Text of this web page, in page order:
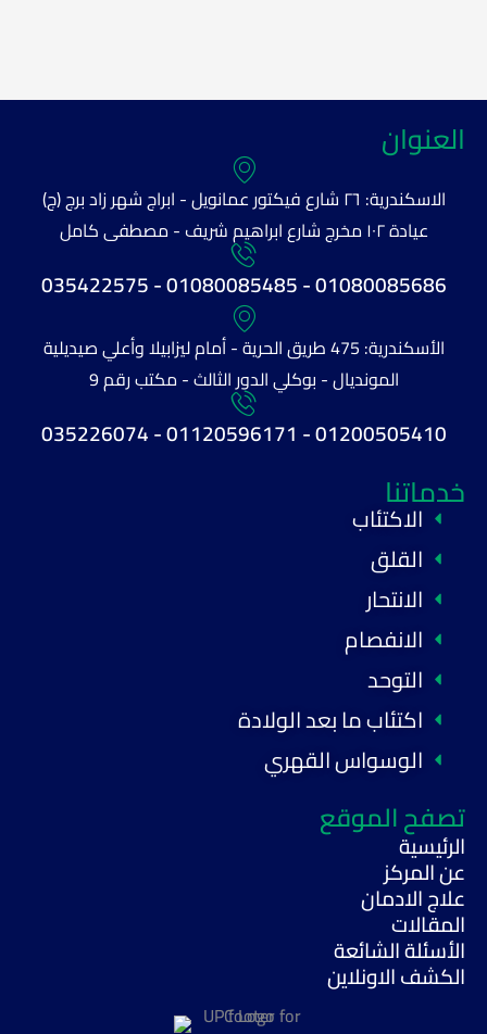
العنوان
الاسكندرية: ٢٦ شارع فيكتور عمانويل - ابراج شهر زاد برج (ج)
عيادة ١٠٢ مخرج شارع ابراهيم شريف - مصطفى كامل
01080085686 - 01080085485 - 035422575
الأسكندرية: 475 طريق الحرية - أمام ليزابيلا وأعلي صيديلية
المونديال - بوكلي الدور الثالث - مكتب رقم 9
01200505410 - 01120596171 - 035226074
خدماتنا
الاكتئاب
القلق
الانتحار
الانفصام
التوحد
اكتئاب ما بعد الولادة
الوسواس القهري
تصفح الموقع
الرئيسية
عن المركز
علاج الادمان
المقالات
الأسئلة الشائعة
الكشف الاونلاين